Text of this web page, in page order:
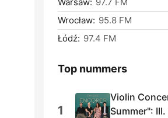
Warsaw: 97.7 FM
Wrocław: 95.8 FM
Łódź: 97.4 FM
Top nummers
1
Violin
Summer":